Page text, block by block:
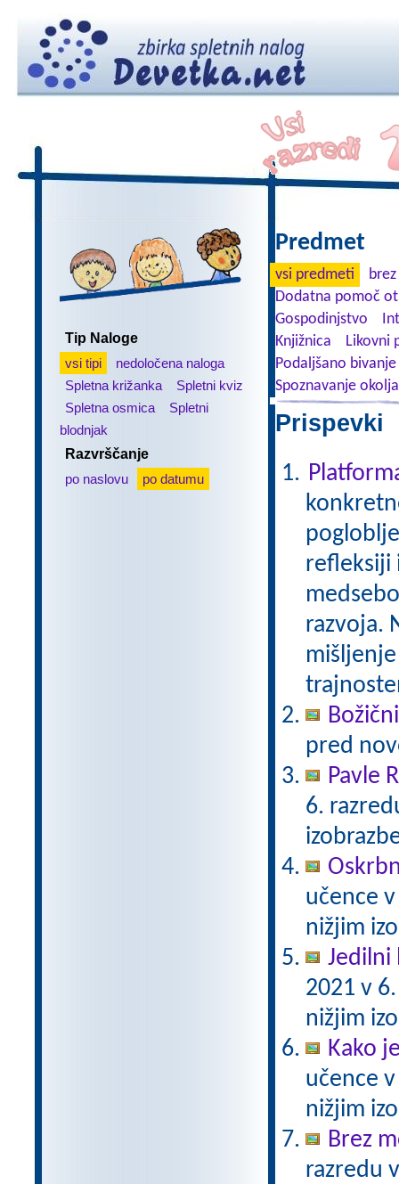
Tip Naloge
vsi tipi
nedoločena naloga
Spletna križanka
Spletni kviz
Spletna osmica
Spletni
blodnjak
Razvrščanje
po naslovu
po datumu
Predmet
vsi predmeti
Dodatna pomoč
Gospodinjstvo
Knjižnica
Likovni
Podaljšano bivanje
Spoznavanje okolja
Prispevki
refleksiji
razvoja.
pred
Pavle
6.
učence
nižjim
Jedilni
2021 v
nižjim
Kako
učence
nižjim
Brez
razredu